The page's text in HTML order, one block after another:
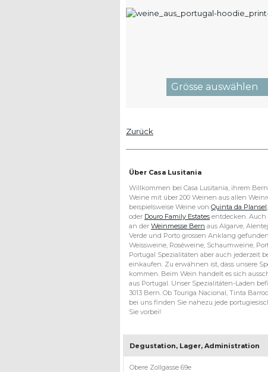
Zurück
Über Casa Lusitania
Willkommen bei Casa Lusitania, ihrem
Weine mit über 200 Weinen aus allen
beispielsweise Weine von Quinta da Plansel,
oder Douro Family Estates entdecken. Auch
an der Weinmesse Bern aus Algarve,
Verde und Porto grossen Anklang
Weissweine, Roséweine, Schaumweine,
Portugal Spezialitäten aber auch jederzeit
einkaufen. Zu erwähnen ist, dass unsere
kommen. Beim Wein handelt es sich
aus Portugal. Unser Spezialitäten-Laden
3013 Bern. Ob Touriga Nacional, Tinta
bei uns finden Sie nahezu jede
Sie vorbei!
Degustation, Lager, Administration
Obere Zollgasse 69e
Lieferkonditionen
FAQ
Weinreisen
Links
2026
–
Casa
Lusitania
Bern
GmbH